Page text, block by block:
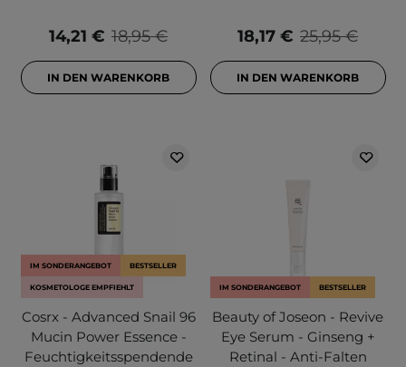
18,95 €
14,21 €
IN DEN WARENKORB
25,95 €
18,17 €
IN DEN WARENKORB
IM SONDERANGEBOT BESTSELLER
KOSMETOLOGE EMPFIEHLT
Cosrx - Advanced Snail 96
Mucin Power Essence -
Feuchtigkeitsspendende
IM SONDERANGEBOT BESTSELLER
Beauty of Joseon - Revive
Eye Serum - Ginseng +
Retinal - Anti-Falten